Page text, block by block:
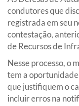
condutores que
registrada em seu
contestação,
de Recursos de
Nesse processo, o
tem a
que justifiquem o
incluir erros na